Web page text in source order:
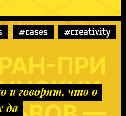
#cases #creativity
и говорят, что о
да